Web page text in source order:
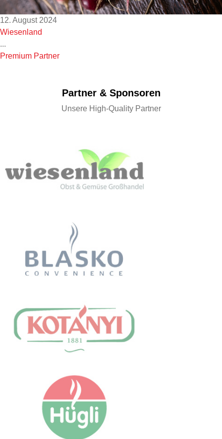
12. August 2024
Wiesenland
...
Premium Partner
Partner & Sponsoren
Unsere High-Quality Partner